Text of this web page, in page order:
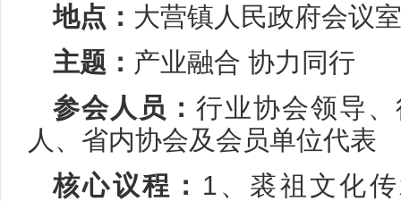
地点： 大营镇人民政府会议室
主题： 产业融合 协力同行
参会人员： 行业协会领导
人、省内协会及会员单位代表
核心议程： 1、裘祖文化